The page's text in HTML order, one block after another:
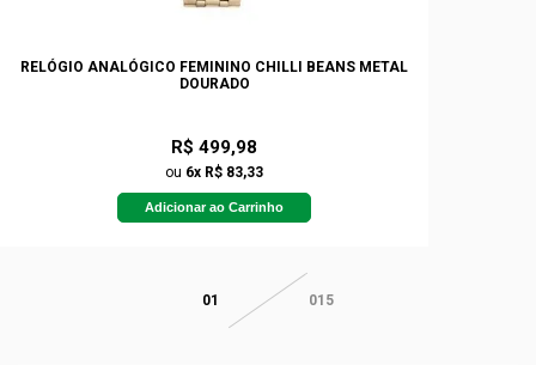
RELÓGIO ANALÓGICO FEMININO CHILLI BEANS METAL
DOURADO
R$ 499,98
ou 6x R$ 83,33
Adicionar ao Carrinho
01 015